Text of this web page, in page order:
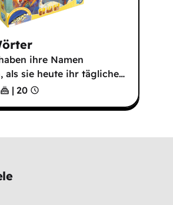
ihre Namen
als sie heute ihr tägliche…
| 20